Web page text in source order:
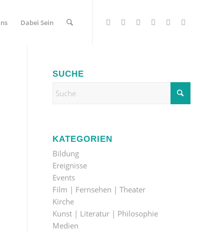
Dabei Sein
SUCHE
KATEGORIEN
Bildung
Ereignisse
Events
Film | Fernsehen | Theater
Kirche
Kunst | Literatur | Philosophie
Medien